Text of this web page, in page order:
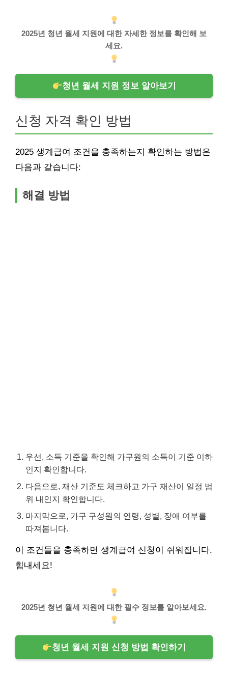
2025년 청년 월세 지원에 대한 자세한 정보를 확인해 보
세요.
청년 월세 지원 정보 알아보기
신청 자격 확인 방법
2025 생계급여 조건을 충족하는지 확인하는 방법은
다음과 같습니다:
해결 방법
우선, 소득 기준을 확인해 가구원의 소득이 기준 이하
인지 확인합니다.
다음으로, 재산 기준도 체크하고 가구 재산이 일정 범
위 내인지 확인합니다.
마지막으로, 가구 구성원의 연령, 성별, 장애 여부를
따져봅니다.
이 조건들을 충족하면 생계급여 신청이 쉬워집니다.
힘내세요!
2025년 청년 월세 지원에 대한 필수 정보를 알아보세요.
청년 월세 지원 신청 방법 확인하기